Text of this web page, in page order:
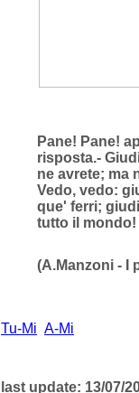
Pane! Pane!
risposta.-
ne avrete; ma
Vedo, vedo:
que' ferri;
tutto il mondo!
(A.Manzoni - I
Tu-Mi A-Mi
last update: 13/07/